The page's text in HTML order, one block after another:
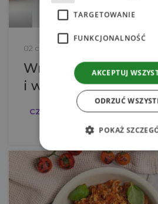
02 cze 2026
Wrap z
i warzywami
CZYTAJ DALEJ
TARGETOWANIE
FUNKCJONALNOŚĆ
AKCEPTUJ
ODRZUĆ
POKAŻ